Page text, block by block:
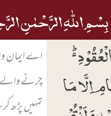
بِسۡمِ اللّٰہِ الرَّحۡمٰنِ
اِلَّا مَا
اے ایمان
چرنے والے
تمہیں پڑھ